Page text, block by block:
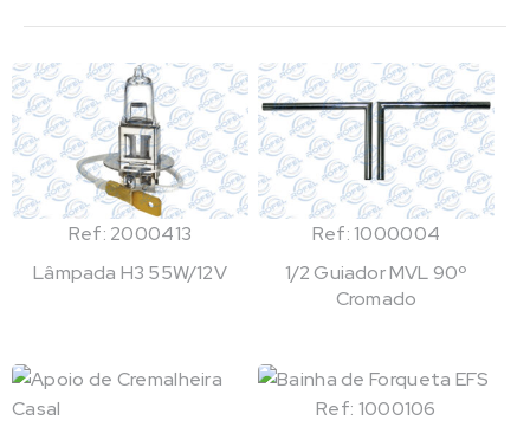
Ref: 2000413
Lâmpada H3 55W/12V
Ref: 1000004
1/2 Guiador MVL 90º
Cromado
Ref: 1000106